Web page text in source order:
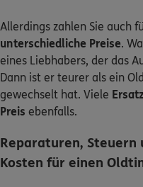
Allerdings zahlen Sie auch
unterschiedliche Preise.
eines Liebhabers, der das
Dann ist er teurer als ein
gewechselt hat. Viele
Preis ebenfalls.
Reparaturen, Steuern
Kosten für einen